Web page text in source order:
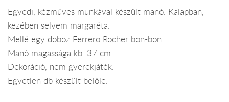
Egyedi, kézműves munkával készült manó. Kalapban,
kezében selyem margaréta.
Mellé egy doboz Ferrero Rocher bon-bon.
Manó magassága kb. 37 cm.
Dekoráció, nem gyerekjáték.
Egyetlen db készült belőle.